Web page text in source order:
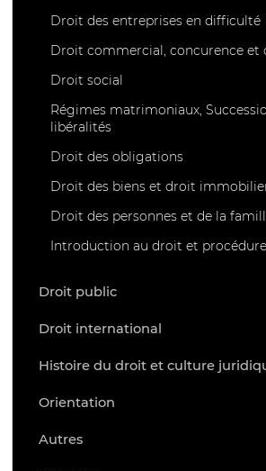
Droit des entreprises en difficulté
Droit commercial, concurence et
Droit social
Régimes matrimoniaux,
libéralités
Droit des obligations
Droit des biens et droit
Droit des personnes et de la
Introduction au droit et
Droit public
Droit international
Histoire du droit et culture
Orientation
Autres